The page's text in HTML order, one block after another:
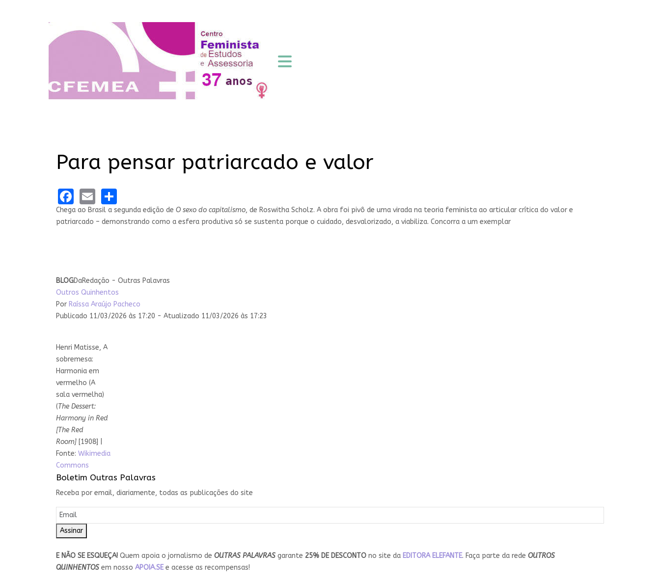
Para pensar patriarcado e valor
Facebook
Email
Chega ao Brasil a segunda edição de O sexo do capitalismo, de Roswitha Scholz. A obra foi pivô de uma virada na teoria feminista ao articular crítica do valor e
patriarcado – demonstrando como a esfera produtiva só se sustenta porque o cuidado, desvalorizado, a viabiliza. Concorra a um exemplar
BLOGDaRedação - Outras Palavras
Outros Quinhentos
Por Raíssa Araújo Pacheco
Publicado 11/03/2026 às 17:20 - Atualizado 11/03/2026 às 17:23
Henri Matisse, A
sobremesa:
Harmonia em
vermelho (A
sala vermelha)
(The Dessert:
Harmony in Red
[The Red
Room] [1908] |
Fonte: Wikimedia
Commons
Boletim Outras Palavras
Receba por email, diariamente, todas as publicações do site
Assinar
E NÃO SE ESQUEÇA! Quem apoia o jornalismo de OUTRAS PALAVRAS garante 25% DE DESCONTO no site da EDITORA ELEFANTE. Faça parte da rede OUTROS
QUINHENTOS em nosso APOIA.SE e acesse as recompensas!